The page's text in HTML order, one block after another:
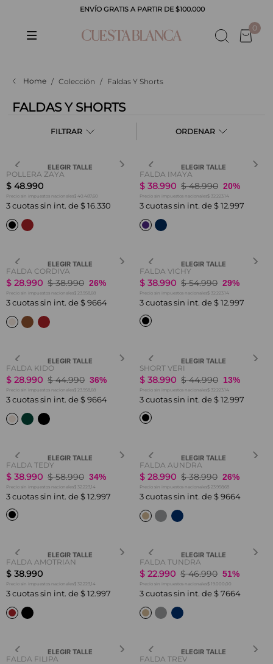
ENVÍO GRATIS A PARTIR DE $100.000
0
Colección Faldas Y Shorts
FALDAS Y SHORTS
FILTRAR
ELEGIR TALLE
POLLERA ZAYA
$ 48.990
Precio sin impuestos nacionales$ 40.487,60
3 cuotas sin int. de $ 16.330
ELEGIR TALLE
FALDA IMAYA
$ 38.990 $ 48.990 20%
Precio sin impuestos nacionales$ 32.223,14
3 cuotas sin int. de $ 12.997
ELEGIR TALLE
FALDA CORDIVA
$ 28.990 $ 38.990 26%
Precio sin impuestos nacionales$ 23.958,68
3 cuotas sin int. de $ 9664
ELEGIR TALLE
FALDA VICHY
$ 38.990 $ 54.990 29%
Precio sin impuestos nacionales$ 32.223,14
3 cuotas sin int. de $ 12.997
ELEGIR TALLE
FALDA KIDO
$ 28.990 $ 44.990 36%
Precio sin impuestos nacionales$ 23.958,68
3 cuotas sin int. de $ 9664
ELEGIR TALLE
SHORT VERI
$ 38.990 $ 44.990 13%
Precio sin impuestos nacionales$ 32.223,14
3 cuotas sin int. de $ 12.997
ELEGIR TALLE
FALDA TEDY
$ 38.990 $ 58.990 34%
Precio sin impuestos nacionales$ 32.223,14
3 cuotas sin int. de $ 12.997
ELEGIR TALLE
FALDA AUNDRA
$ 28.990 $ 38.990 26%
Precio sin impuestos nacionales$ 23.958,68
3 cuotas sin int. de $ 9664
ELEGIR TALLE
FALDA AMOTRIAN
$ 38.990
Precio sin impuestos nacionales$ 32.223,14
3 cuotas sin int. de $ 12.997
ELEGIR TALLE
FALDA TUNDRA
$ 22.990 $ 46.990 51%
Precio sin impuestos nacionales$ 19.000,00
3 cuotas sin int. de $ 7664
ELEGIR TALLE
FALDA FILIPA
ELEGIR TALLE
FALDA TREV